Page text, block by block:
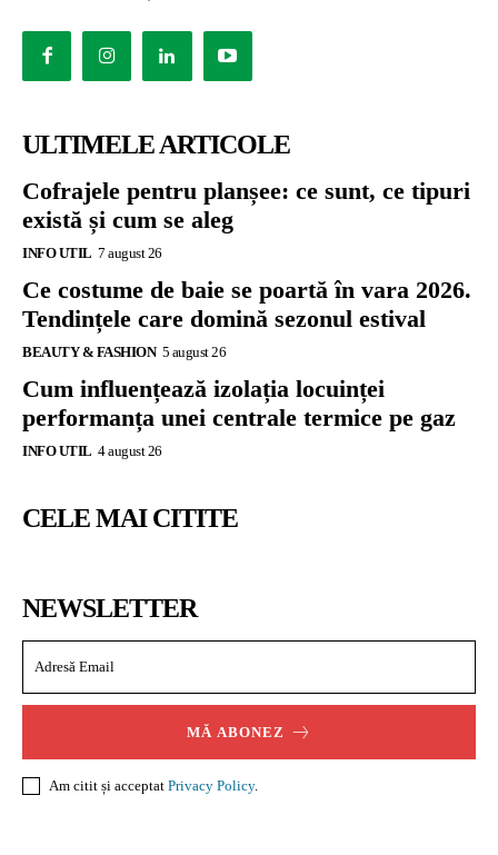
ULTIMELE ARTICOLE
Cofrajele pentru planșee: ce sunt, ce tipuri
există și cum se aleg
INFO UTIL 7 august 26
Ce costume de baie se poartă în vara 2026.
Tendințele care domină sezonul estival
BEAUTY & FASHION 5 august 26
Cum influențează izolația locuinței
performanța unei centrale termice pe gaz
INFO UTIL 4 august 26
CELE MAI CITITE
NEWSLETTER
MĂ ABONEZ
Am citit și acceptat Privacy Policy.